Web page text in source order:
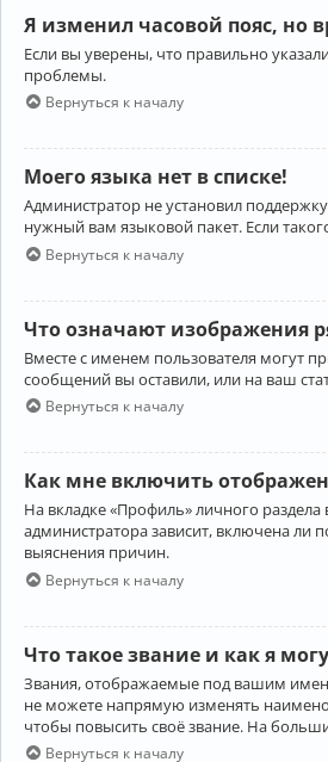
Я изменил часовой пояс, но
Если вы уверены, что правильно
проблемы.
Вернуться к началу
Моего языка нет в списке!
Администратор не установил
нужный вам языковой пакет. Если
Вернуться к началу
Что означают изображения
Вместе с именем пользователя могут
сообщений вы оставили, или на ваш
Вернуться к началу
Как мне включить
На вкладке «Профиль» личного раздела
администратора зависит, включена ли
выяснения причин.
Вернуться к началу
Что такое звание и как я
Звания, отображаемые под вашим
не можете напрямую изменять
чтобы повысить своё звание. На
Вернуться к началу